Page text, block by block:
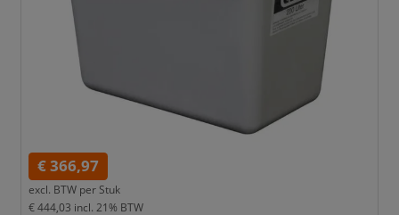
€ 366,97
excl. BTW per Stuk
€ 444,03 incl. 21% BTW